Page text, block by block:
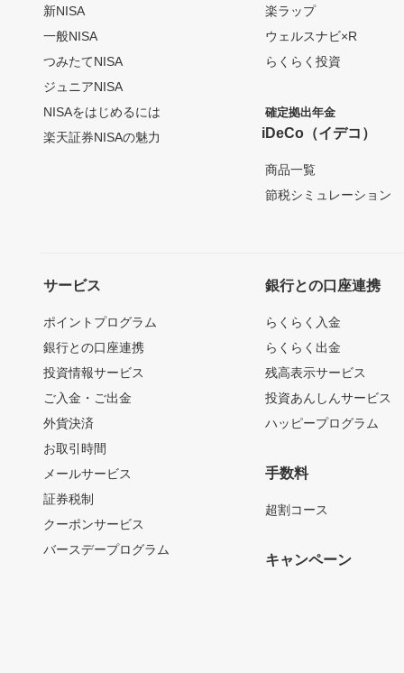
新NISA
一般NISA
つみたてNISA
ジュニアNISA
NISAをはじめるには
楽天証券NISAの魅力
楽ラップ
ウェルスナビ×R
らくらく投資
確定拠出年金
iDeCo（イデコ）
商品一覧
節税シミュレーション
サービス
ポイントプログラム
銀行との口座連携
投資情報サービス
ご入金・ご出金
外貨決済
お取引時間
メールサービス
証券税制
クーポンサービス
バースデープログラム
銀行との口座連携
らくらく入金
らくらく出金
残高表示サービス
投資あんしんサービス
ハッピープログラム
手数料
超割コース
キャンペーン